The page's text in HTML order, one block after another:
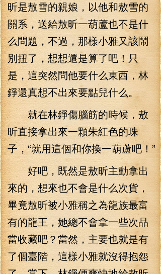
昕是敖雪的親娘，以他和敖雪的
關系，送給敖昕一葫蘆也不是什
么問題，不過，那樣小雅又該鬧
別扭了，想想還是算了吧！只
是，這突然問他要什么東西，林
錚還真想不出來要點兒什么。
就在林錚傷腦筋的時候，敖
昕直接拿出來一顆朱紅色的珠
子，“就用這個和你換一葫蘆吧！”
好吧，既然是敖昕主動拿出
來的，想來也不會是什么次貨，
畢竟敖昕被小雅稱之為龍族最富
有的龍王，她總不會拿一些次品
當收藏吧？當然，主要也就是有
了個臺階，這樣小雅就沒得抱怨